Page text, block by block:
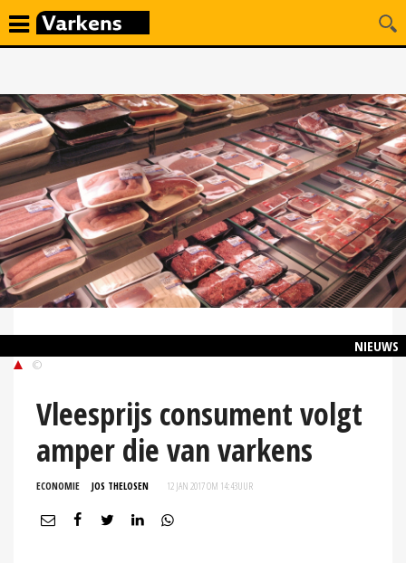
NIEUWS
©
Vleesprijs consument volgt
amper die van varkens
ECONOMIE JOS THELOSEN 12 JAN 2017 OM 14:43UUR